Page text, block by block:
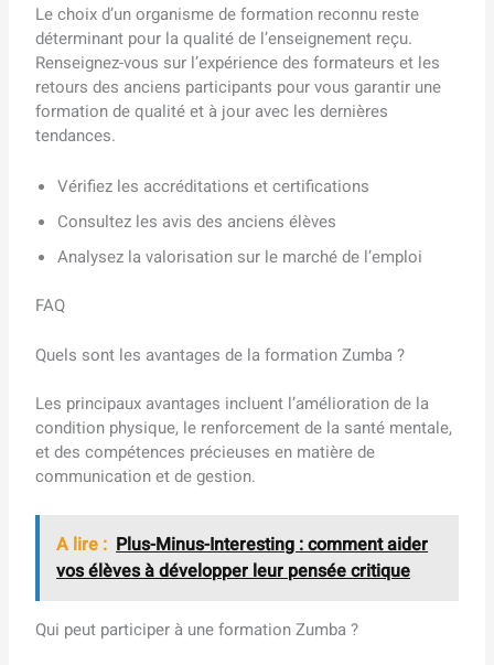
Le choix d’un organisme de formation reconnu reste
déterminant pour la qualité de l’enseignement reçu.
Renseignez-vous sur l’expérience des formateurs et les
retours des anciens participants pour vous garantir une
formation de qualité et à jour avec les dernières
tendances.
Vérifiez les accréditations et certifications
Consultez les avis des anciens élèves
Analysez la valorisation sur le marché de l’emploi
FAQ
Quels sont les avantages de la formation Zumba ?
Les principaux avantages incluent l’amélioration de la
condition physique, le renforcement de la santé mentale,
et des compétences précieuses en matière de
communication et de gestion.
A lire : Plus-Minus-Interesting : comment aider
vos élèves à développer leur pensée critique
Qui peut participer à une formation Zumba ?